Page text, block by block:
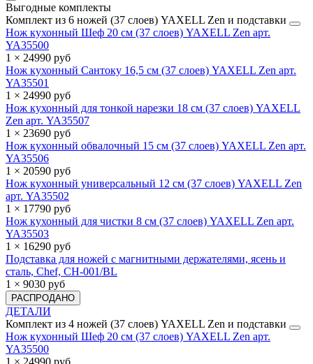
Выгодные комплекты
Комплект из 6 ножей (37 слоев) YAXELL Zen и подставки
Нож кухонный Шеф 20 см (37 слоев) YAXELL Zen арт.
YA35500
1 × 24990 руб
Нож кухонный Сантоку 16,5 см (37 слоев) YAXELL Zen арт.
YA35501
1 × 24990 руб
Нож кухонный для тонкой нарезки 18 см (37 слоев) YAXELL
Zen арт. YA35507
1 × 23690 руб
Нож кухонный обвалочный 15 см (37 слоев) YAXELL Zen арт.
YA35506
1 × 20590 руб
Нож кухонный универсальный 12 см (37 слоев) YAXELL Zen
арт. YA35502
1 × 17790 руб
Нож кухонный для чистки 8 см (37 слоев) YAXELL Zen арт.
YA35503
1 × 16290 руб
Подставка для ножей с магнитными держателями, ясень и
сталь, Chef, CH-001/BL
1 × 9030 руб
РАСПРОДАНО
ДЕТАЛИ
Комплект из 4 ножей (37 слоев) YAXELL Zen и подставки
Нож кухонный Шеф 20 см (37 слоев) YAXELL Zen арт.
YA35500
1 × 24990 руб